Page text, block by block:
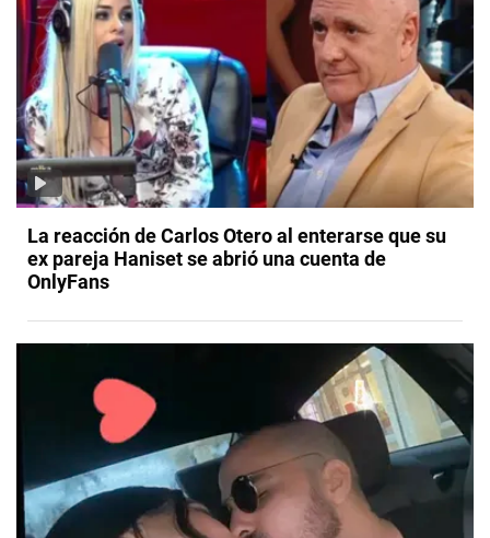
La reacción de Carlos Otero al enterarse que su
ex pareja Haniset se abrió una cuenta de
OnlyFans